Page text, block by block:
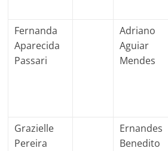
Fernanda
Aparecida
Passari
Adriano
Aguiar
Mendes
Grazielle
Pereira
Ernandes
Benedito